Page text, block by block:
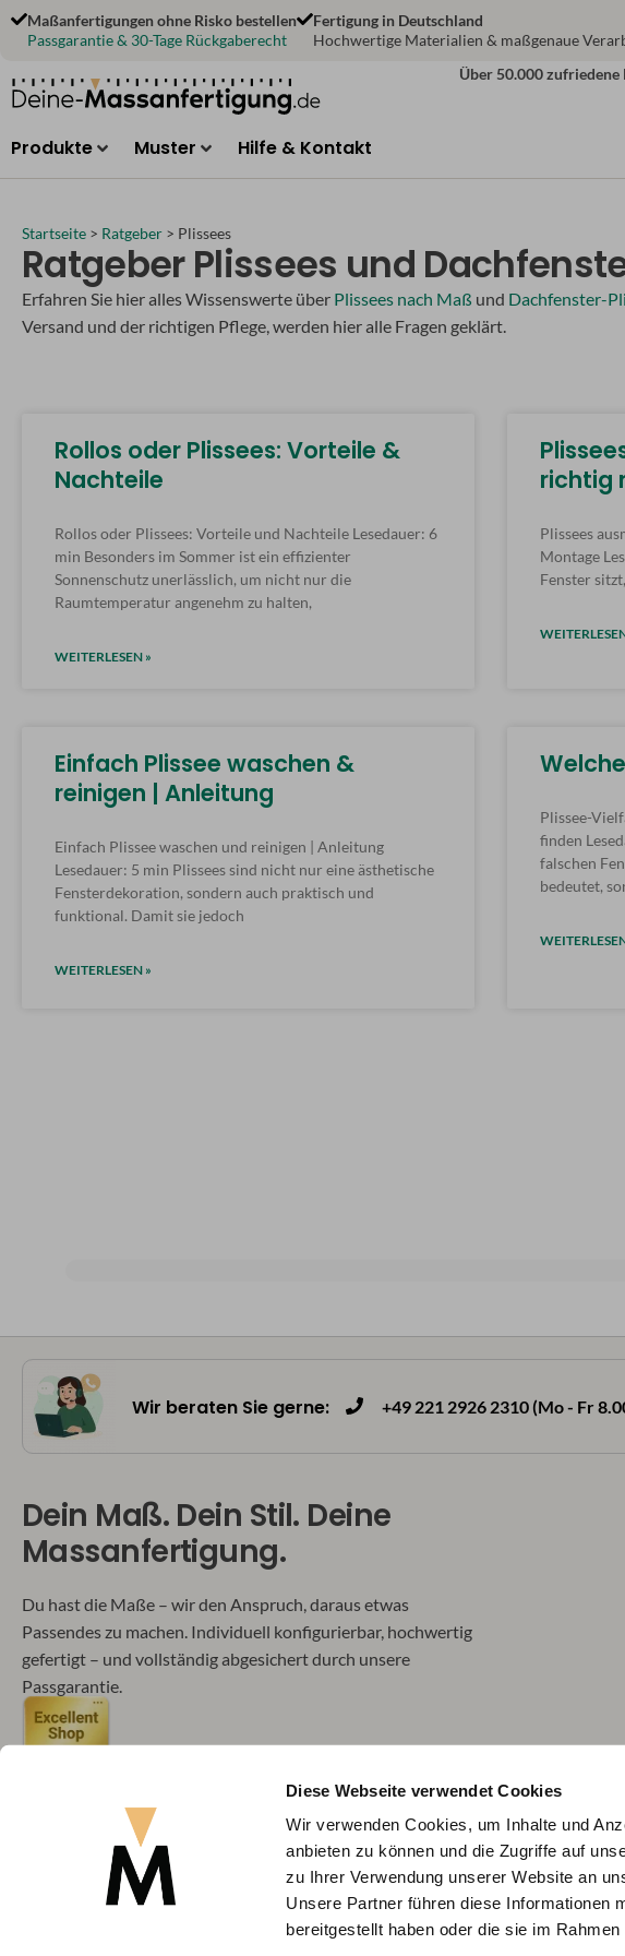
Diese Webseite verwendet Cookies
Wir verwenden Cookies, um Inhalte und
anbieten zu können und die Zugriffe auf
zu Ihrer Verwendung unserer Website an
Unsere Partner führen diese Informationen
bereitgestellt haben oder die sie im
Zum
Inhalt
Maßanfertigungen ohne Risko bestellen
Passgarantie & 30-Tage Rückgaberecht
Fertigung in Deutschland
Hochwertige Materialien & maßgenaue
Über 50.000 zufriedene
Produkte Muster Hilfe & Kontakt
Startseite > Ratgeber > Plissees
Ratgeber Plissees und
Erfahren Sie hier alles Wissenswerte über Plissees nach Maß und Dachfenster-
Versand und der richtigen Pflege, werden hier alle Fragen geklärt.
Rollos oder Plissees: Vorteile &
Nachteile
Rollos oder Plissees: Vorteile und Nachteile Lesedauer: 6
min Besonders im Sommer ist ein effizienter
Sonnenschutz unerlässlich, um nicht nur die
Raumtemperatur angenehm zu halten,
WEITERLESEN »
richtig
Plissees
Montage
Fenster
Einfach Plissee waschen &
reinigen | Anleitung
Einfach Plissee waschen und reinigen | Anleitung
Lesedauer: 5 min Plissees sind nicht nur eine ästhetische
Fensterdekoration, sondern auch praktisch und
funktional. Damit sie jedoch
WEITERLESEN »
Plissee-
finden
falschen
bedeutet,
Wir beraten Sie gerne: +49 221 2926 2310 (Mo - Fr
Dein Maß. Dein Stil. Deine
Massanfertigung.
Du hast die Maße – wir den Anspruch, daraus etwas
Passendes zu machen. Individuell konfigurierbar, hochwertig
gefertigt – und vollständig abgesichert durch unsere
Passgarantie.
Flexibel bezahlen